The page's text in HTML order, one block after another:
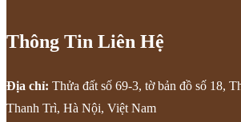
Thông Tin Liên Hệ
Địa chỉ: Thửa đất số 69-3, tờ bản đồ số 18,
Thanh Trì, Hà Nội, Việt Nam